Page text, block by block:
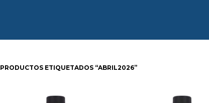
PRODUCTOS ETIQUETADOS “ABRIL2026”